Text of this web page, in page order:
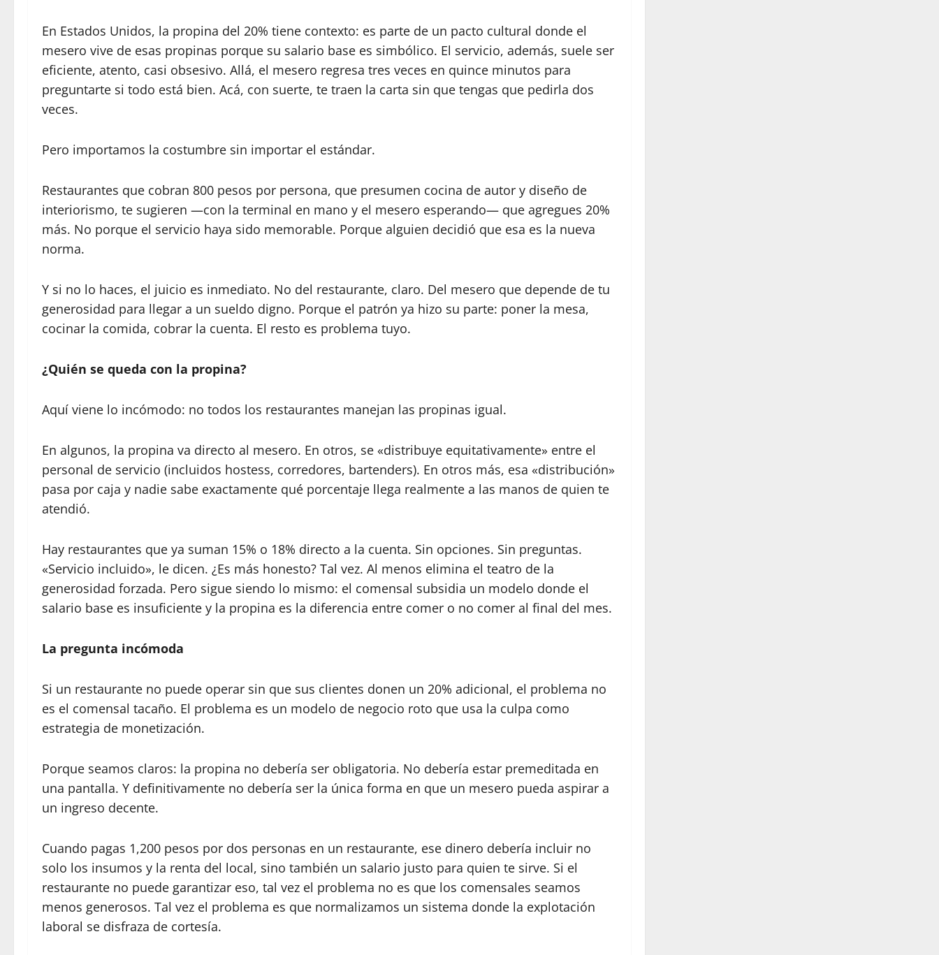
En Estados Unidos, la propina del 20% tiene contexto: es parte de un pacto cultural donde el
mesero vive de esas propinas porque su salario base es simbólico. El servicio, además, suele ser
eficiente, atento, casi obsesivo. Allá, el mesero regresa tres veces en quince minutos para
preguntarte si todo está bien. Acá, con suerte, te traen la carta sin que tengas que pedirla dos
veces.
Pero importamos la costumbre sin importar el estándar.
Restaurantes que cobran 800 pesos por persona, que presumen cocina de autor y diseño de
interiorismo, te sugieren —con la terminal en mano y el mesero esperando— que agregues 20%
más. No porque el servicio haya sido memorable. Porque alguien decidió que esa es la nueva
norma.
Y si no lo haces, el juicio es inmediato. No del restaurante, claro. Del mesero que depende de tu
generosidad para llegar a un sueldo digno. Porque el patrón ya hizo su parte: poner la mesa,
cocinar la comida, cobrar la cuenta. El resto es problema tuyo.
¿Quién se queda con la propina?
Aquí viene lo incómodo: no todos los restaurantes manejan las propinas igual.
En algunos, la propina va directo al mesero. En otros, se «distribuye equitativamente» entre el
personal de servicio (incluidos hostess, corredores, bartenders). En otros más, esa «distribución»
pasa por caja y nadie sabe exactamente qué porcentaje llega realmente a las manos de quien te
atendió.
Hay restaurantes que ya suman 15% o 18% directo a la cuenta. Sin opciones. Sin preguntas.
«Servicio incluido», le dicen. ¿Es más honesto? Tal vez. Al menos elimina el teatro de la
generosidad forzada. Pero sigue siendo lo mismo: el comensal subsidia un modelo donde el
salario base es insuficiente y la propina es la diferencia entre comer o no comer al final del mes.
La pregunta incómoda
Si un restaurante no puede operar sin que sus clientes donen un 20% adicional, el problema no
es el comensal tacaño. El problema es un modelo de negocio roto que usa la culpa como
estrategia de monetización.
Porque seamos claros: la propina no debería ser obligatoria. No debería estar premeditada en
una pantalla. Y definitivamente no debería ser la única forma en que un mesero pueda aspirar a
un ingreso decente.
Cuando pagas 1,200 pesos por dos personas en un restaurante, ese dinero debería incluir no
solo los insumos y la renta del local, sino también un salario justo para quien te sirve. Si el
restaurante no puede garantizar eso, tal vez el problema no es que los comensales seamos
menos generosos. Tal vez el problema es que normalizamos un sistema donde la explotación
laboral se disfraza de cortesía.